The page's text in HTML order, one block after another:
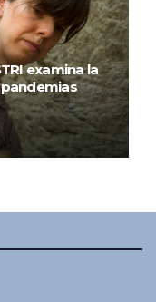
examina la